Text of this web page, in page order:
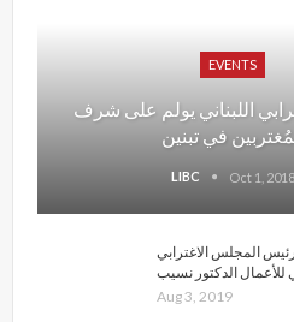
EVENTS
اللبناني يولم على شرف
في تبنين
LIBC Oct 1, 2018
المجلس الاغترابي
Aug 3, 2019